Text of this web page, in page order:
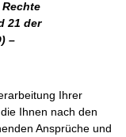
21 der
–
Ihrer
Ihnen nach den
Ansprüche und